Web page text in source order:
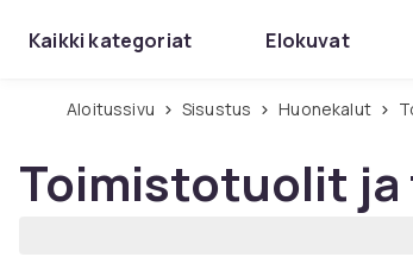
Kaikki kategoriat Elokuvat
Aloitussivu Sisustus Huonekalut
Toimistotuolit